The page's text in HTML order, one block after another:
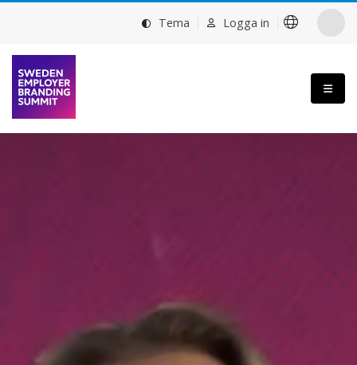
Tema Logga in